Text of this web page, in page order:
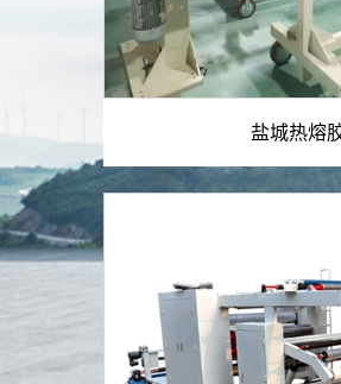
盐城热熔